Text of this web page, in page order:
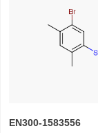
EN300-1583556